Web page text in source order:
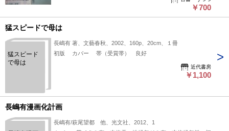
崎友香・中
作））、穂
村弘と三人
嶋有、柴崎
友香、名久
構成）、ク
ラップ・ユ
ア・ハン
ズ！（柴崎
￥700
猛スピードで母は
猛スピード
で母は
長嶋有 著、文藝春秋、2002、160p、20cm、１冊
初版 カバー 帯（受賞帯） 良好
近代書房
￥1,100
長嶋有漫画化計画
長嶋有/萩尾望都 他、光文社、2012、1